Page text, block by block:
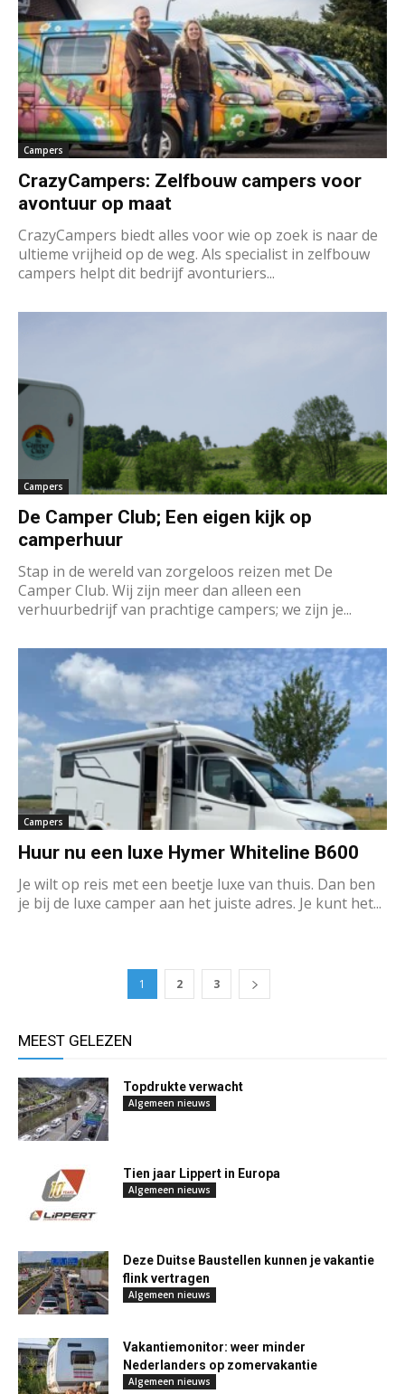
Campers
CrazyCampers: Zelfbouw campers voor
avontuur op maat
CrazyCampers biedt alles voor wie op zoek is naar de
ultieme vrijheid op de weg. Als specialist in zelfbouw
campers helpt dit bedrijf avonturiers...
Campers
De Camper Club; Een eigen kijk op
camperhuur
Stap in de wereld van zorgeloos reizen met De
Camper Club. Wij zijn meer dan alleen een
verhuurbedrijf van prachtige campers; we zijn je...
Campers
Huur nu een luxe Hymer Whiteline B600
Je wilt op reis met een beetje luxe van thuis. Dan ben
je bij de luxe camper aan het juiste adres. Je kunt het...
1 2 3
MEEST GELEZEN
Topdrukte verwacht
Algemeen nieuws
Tien jaar Lippert in Europa
Algemeen nieuws
Deze Duitse Baustellen kunnen je vakantie
flink vertragen
Algemeen nieuws
Vakantiemonitor: weer minder
Nederlanders op zomervakantie
Algemeen nieuws